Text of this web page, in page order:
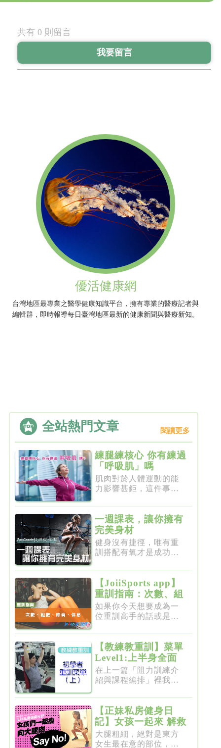
共有 0 則留言
優活健康網
台灣地區最專業之醫學健康知識平台，擁有專業的醫療記者與
編輯群，即時報導每日臺灣地區最新的健康新聞與醫療新知。
全站熱門文章 閱讀更多
練腿練核心 你有練過
「呼吸肌」嗎
肌肉對於人體運動的能
力影響甚鉅，這件事一
一週課表，讓你擁有
完美身材
健身沒有捷徑，唯有重
訓搭配有氧才是成功的
【JoiiSports app】
重訓指南：次數、組
數、節奏、休息
如果你今天想要成為一
位重訓高手的話或是想
【教練教重訓】菜單
Level1:上半身全面
增肌雕塑
在上一篇「阻力訓練介
紹與課程編排」裡我們
【正妹私房健身日
記】女孩一起來 解救
粗大腿
大腿粗細，絕對是東方
女生最在意的部位，彷